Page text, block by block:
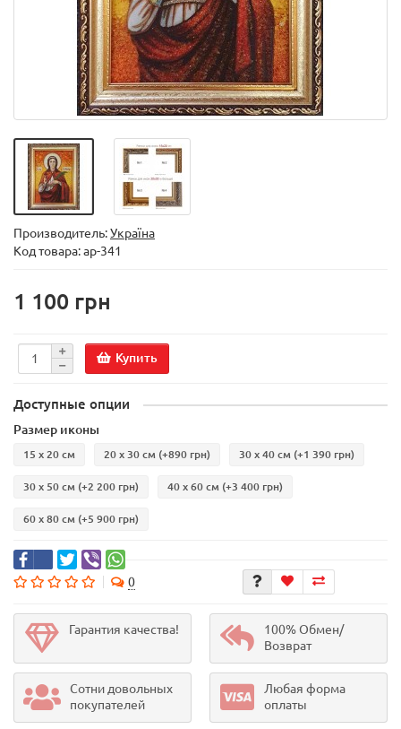
Производитель:Україна
Код товара:ар-341
1 100 грн
Купить
Доступные опции
Размер иконы
15 х 20 см 20 х 30 см (+890 грн) 30 х 40 см (+1 390 грн)
30 х 50 см (+2 200 грн) 40 х 60 см (+3 400 грн)
60 х 80 см (+5 900 грн)
0
Гарантия качества!
100% Обмен/
Возврат
Сотни довольных
покупателей
Любая форма
оплаты